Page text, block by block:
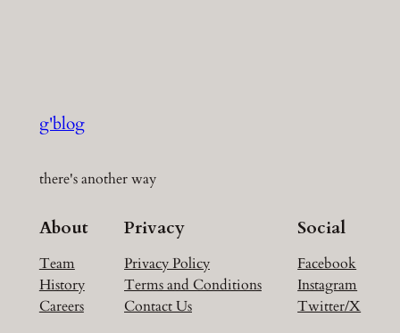
g'blog
there's another way
About
Team
History
Careers
Privacy
Privacy Policy
Terms and Conditions
Contact Us
Social
Facebook
Instagram
Twitter/X